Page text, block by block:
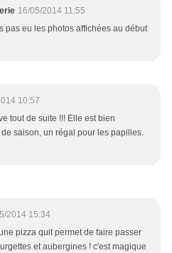
16/05/2014 11:55
pas eu les photos affichées au début
10:57
tout de suite !!! Elle est bien
saison, un régal pour les papilles.
2014 15:34
pizza quit permet de faire passer
et aubergines ! c'est magique